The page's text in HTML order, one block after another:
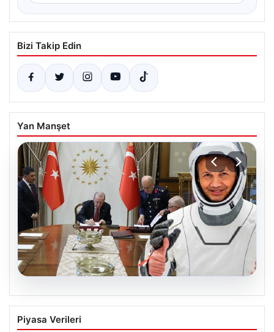
Bizi Takip Edin
Yan Manşet
04.08.2026
Yüksek Askeri Şura (YAŞ) Kararları
Açıklandı: Alper Gezeravcı Terfi Etti ve
Piyasa Verileri